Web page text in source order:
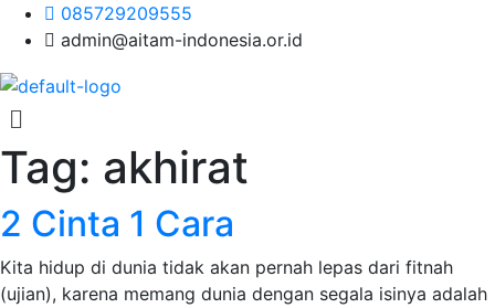
085729209555
admin@aitam-indonesia.or.id
Menu
Tag: akhirat
2 Cinta 1 Cara
Kita hidup di dunia tidak akan pernah lepas dari fitnah
(ujian), karena memang dunia dengan segala isinya adalah